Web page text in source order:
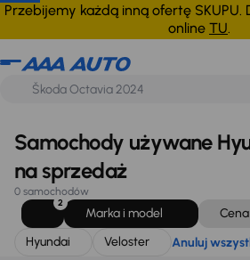
Przebijemy każdą inną ofertę
online TU.
Hyundai Veloster Anuluj wszystko
Samochody używane
na sprzedaż
0 samochodów
2
Marka i model Cena
Hyundai
Veloster Anuluj